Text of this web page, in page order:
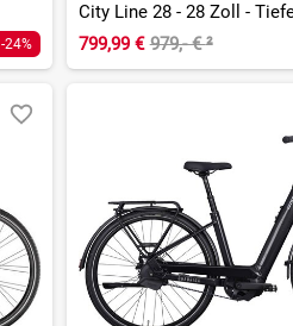
-24%
City Line 28 - 28 Zoll -
799,99 € 979,- €²